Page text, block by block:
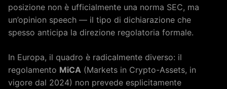
posizione non è ufficialmente una norma SEC, ma
un’opinion speech — il tipo di dichiarazione che
spesso anticipa la direzione regolatoria formale.
In Europa, il quadro è radicalmente diverso: il
regolamento MiCA (Markets in Crypto-Assets, in
vigore dal 2024) non prevede esplicitamente